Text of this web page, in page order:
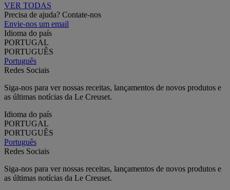
VER TODAS
Precisa de ajuda? Contate-nos
Envie-nos um email
Idioma do país
PORTUGAL
PORTUGUÊS
Português
Redes Sociais
Siga-nos para ver nossas receitas, lançamentos de novos produtos e
as últimas notícias da Le Creuset.
Idioma do país
PORTUGAL
PORTUGUÊS
Português
Redes Sociais
Siga-nos para ver nossas receitas, lançamentos de novos produtos e
as últimas notícias da Le Creuset.